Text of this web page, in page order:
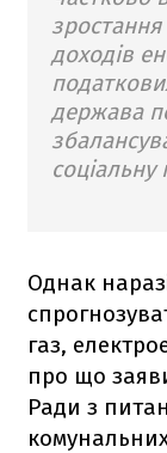
доходів
держава
соціальну
Однак
газ,
про що
Ради з